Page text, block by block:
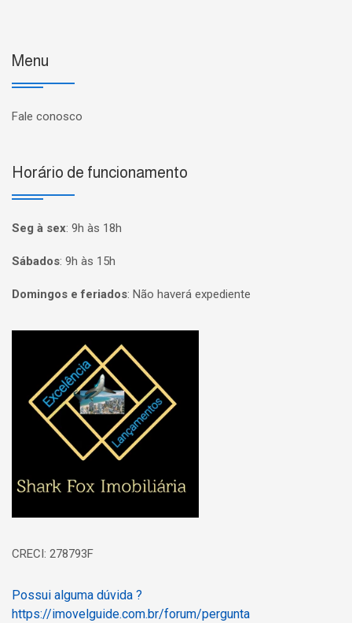
Menu
Fale conosco
Horário de funcionamento
Seg à sex: 9h às 18h
Sábados: 9h às 15h
Domingos e feriados: Não haverá expediente
Página inicial
CRECI: 278793F
Possui alguma dúvida ?
https://imovelguide.com.br/forum/pergunta